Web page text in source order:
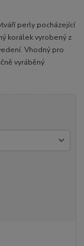
perly pocházející
korálek vyrobený z
Vhodný pro
vyráběný